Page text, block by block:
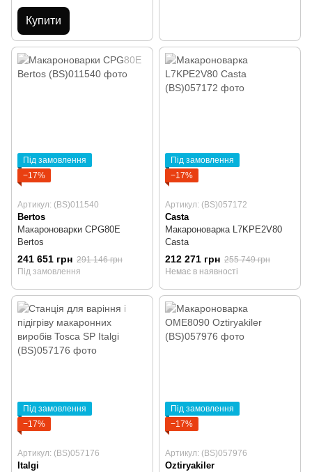
Купити
Під замовлення
−17%
Артикул: (BS)011540
Bertos
Макароноварки CPG80E
Bertos
241 651 грн 291 146 грн
Під замовлення
Під замовлення
−17%
Артикул: (BS)057172
Casta
Макароноварка L7KPE2V80
Casta
212 271 грн 255 749 грн
Немає в наявності
Під замовлення
−17%
Артикул: (BS)057176
Italgi
Під замовлення
−17%
Артикул: (BS)057976
Oztiryakiler